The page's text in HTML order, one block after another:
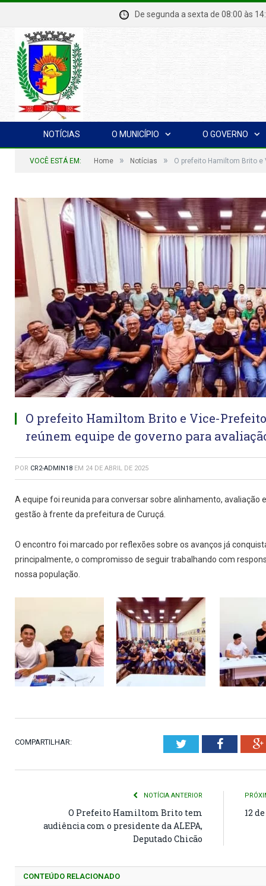
De segunda a sexta de 08:00
NOTÍCIAS O MUNICÍPIO O GOVERNO
VOCÊ ESTÁ EM: Home » Notícias » O prefeito Hamiltom Brito
O prefeito Hamiltom Brito e Vice-
reúnem equipe de governo para
POR CR2-ADMIN18 EM 24 DE ABRIL DE 2025
A equipe foi reunida para conversar sobre alinhamento, avaliação
gestão à frente da prefeitura de Curuçá.
O encontro foi marcado por reflexões sobre os avanços já
principalmente, o compromisso de seguir trabalhando com
nossa população.
COMPARTILHAR: Twitter
NOTÍCIA ANTERIOR
O Prefeito Hamiltom Brito tem
audiência com o presidente da ALEPA,
Deputado Chicão
12
CONTEÚDO RELACIONADO